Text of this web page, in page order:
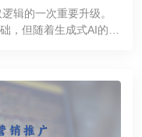
辑的一次重要升级。
，但随着生成式AI的普